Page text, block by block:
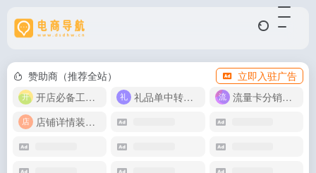
赞助商（推荐全站）
立即入驻广告
开店必备工具箱
礼品单中转同步单
流量卡分销代理
店铺详情装修模版